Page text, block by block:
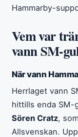
Hammarby-
Vem var
vann SM-
När vann
Herrlaget vann
hittills enda SM-
Sören Cratz,
Allsvenskan.